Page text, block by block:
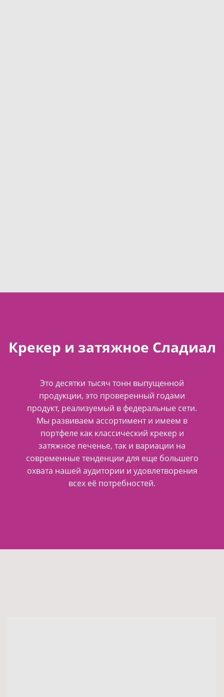
Крекер и затяжное Сладиал
Это десятки тысяч тонн выпущенной
продукции, это проверенный годами
продукт, реализуемый в федеральные сети.
Мы развиваем ассортимент и имеем в
портфеле как классический крекер и
затяжное печенье, так и вариации на
современные тенденции для еще большего
охвата нашей аудитории и удовлетворения
всех её потребностей.